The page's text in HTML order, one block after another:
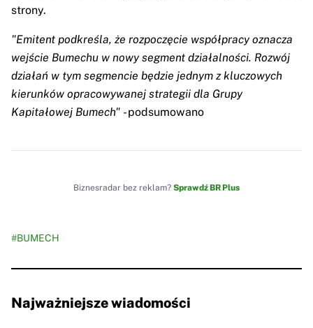
strony.
"Emitent podkreśla, że rozpoczęcie współpracy oznacza
wejście Bumechu w nowy segment działalności. Rozwój
działań w tym segmencie będzie jednym z kluczowych
kierunków opracowywanej strategii dla Grupy
Kapitałowej Bumech" - podsumowano
Biznesradar bez reklam? Sprawdź BR Plus
#BUMECH
Najważniejsze wiadomości